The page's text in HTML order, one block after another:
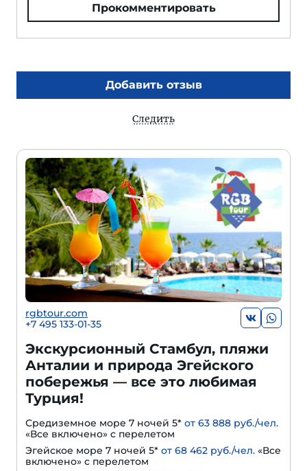
Прокомментировать
Добавить отзыв
Следить
rgbtour.com
+7 495 133-01-35
Экскурсионный Стамбул, пляжи
Анталии и природа Эгейского
побережья — все это любимая
Турция!
Средиземное море 7 ночей 5* от 63 888 руб./чел.
«Все включено» с перелетом
Эгейское море 7 ночей 5* от 68 462 руб./чел. «Все
включено» с перелетом